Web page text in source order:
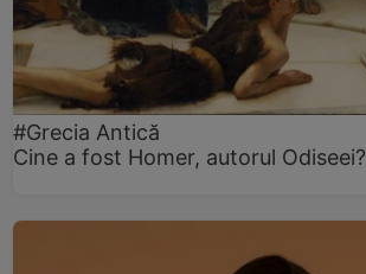
#Grecia Antică
Cine a fost Homer, autorul Odiseei?